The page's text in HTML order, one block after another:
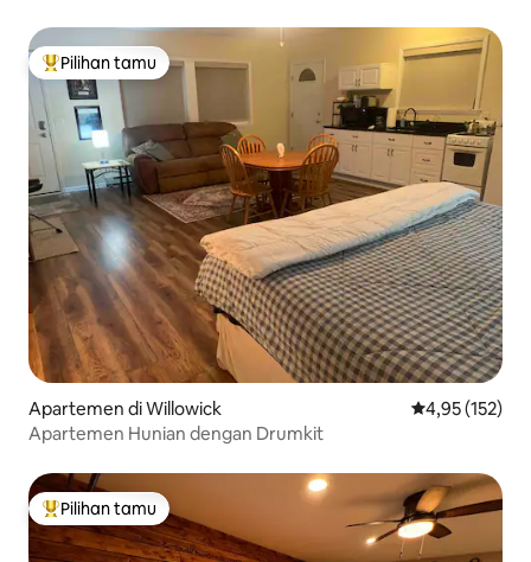
Pilihan tamu terpopuler
Pilihan tamu
Apartemen di Willowick Nilai rata-rata
4,95 (152)
Apartemen Hunian dengan Drumkit
Pilihan tamu terpopuler
Pilihan tamu